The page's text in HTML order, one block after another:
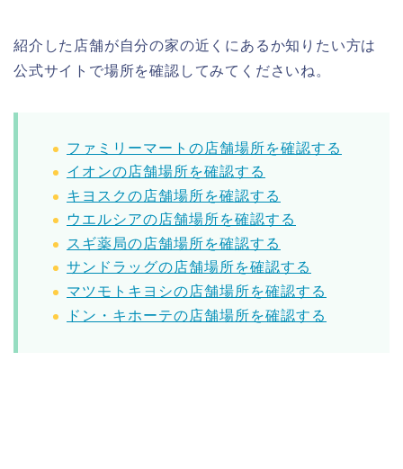
紹介した店舗が自分の家の近くにあるか知りたい方は
公式サイトで場所を確認してみてくださいね。
ファミリーマートの店舗場所を確認する
イオンの店舗場所を確認する
キヨスクの店舗場所を確認する
ウエルシアの店舗場所を確認する
スギ薬局の店舗場所を確認する
サンドラッグの店舗場所を確認する
マツモトキヨシの店舗場所を確認する
ドン・キホーテの店舗場所を確認する